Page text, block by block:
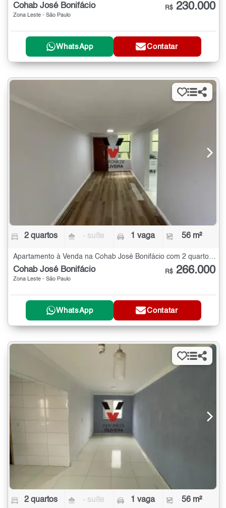
Cohab José Bonifácio
Zona Leste - São Paulo
R$ 230.000
WhatsApp Contatar
2 quartos - suíte 1 vaga 56 m²
Apartamento à Venda na Cohab José Bonifácio com 2 quartos - 56 m²
Cohab José Bonifácio
Zona Leste - São Paulo
R$ 266.000
WhatsApp Contatar
2 quartos - suíte 1 vaga 56 m²